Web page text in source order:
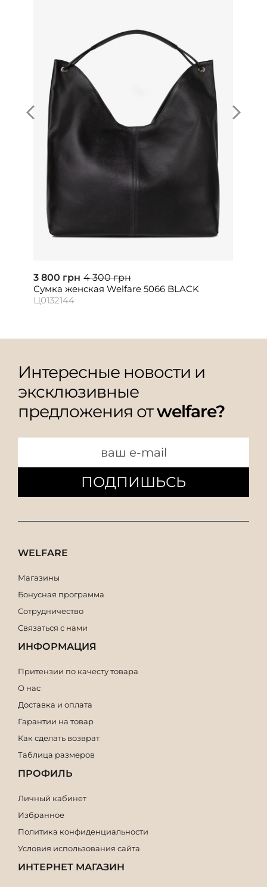
3 800 грн 4 300 грн
Сумка женская Welfare 5066 BLACK
Ц0132144
Интересные новости и
эксклюзивные
предложения отwelfare?
ПОДПИШЬСЬ
WELFARE
Магазины
Бонусная программа
Сотрудничество
Связаться с нами
ИНФОРМАЦИЯ
Притензии по качесту товара
О нас
Доставка и оплата
Гарантии на товар
Как сделать возврат
Таблица размеров
ПРОФИЛЬ
Личный кабинет
Избранное
Политика конфиденциальности
Условия использования сайта
ИНТЕРНЕТ МАГАЗИН